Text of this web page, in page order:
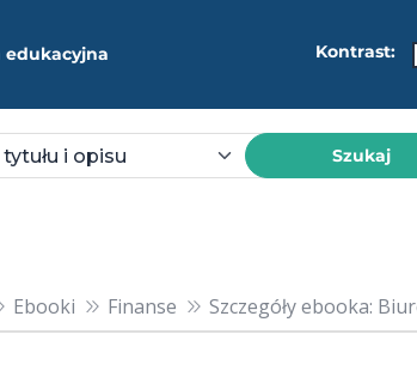
edukacyjna Kontrast:
Szukaj
Ebooki Finanse Szczegóły ebooka: